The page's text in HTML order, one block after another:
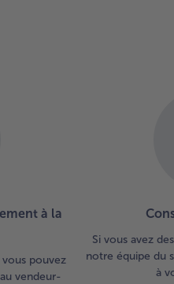
à la
pouvez
vendeur-
Si vous avez
notre équipe du
à